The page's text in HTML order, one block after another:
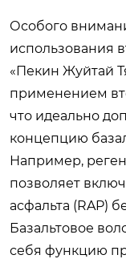
Особого
использования
«Пекин Жуйтай
применением
что идеально
концепцию
Например,
позволяет
асфальта (RAP)
Базальтовое
себя функцию